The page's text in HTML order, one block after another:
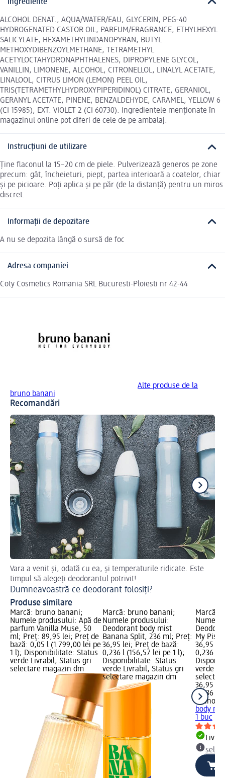
Ingrediente
ALCOHOL DENAT., AQUA/WATER/EAU, GLYCERIN, PEG-40
HYDROGENATED CASTOR OIL, PARFUM/FRAGRANCE, ETHYLHEXYL
SALICYLATE, HEXAMETHYLINDANOPYRAN, BUTYL
METHOXYDIBENZOYLMETHANE, TETRAMETHYL
ACETYLOCTAHYDRONAPHTHALENES, DIPROPYLENE GLYCOL,
VANILLIN, LIMONENE, ALCOHOL, CITRONELLOL, LINALYL ACETATE,
LINALOOL, CITRUS LIMON (LEMON) PEEL OIL,
TRIS(TETRAMETHYLHYDROXYPIPERIDINOL) CITRATE, GERANIOL,
GERANYL ACETATE, PINENE, BENZALDEHYDE, CARAMEL, YELLOW 6
(CI 15985), EXT. VIOLET 2 (CI 60730). Ingredientele menționate în
magazinul online pot diferi de cele de pe ambalaj.
Instrucțiuni de utilizare
Ține flaconul la 15–20 cm de piele. Pulverizează generos pe zone
precum: gât, încheieturi, piept, partea interioară a coatelor, chiar
și pe picioare. Poți aplica și pe păr (de la distanță) pentru un miros
discret.
Informații de depozitare
A nu se depozita lângă o sursă de foc
Adresa companiei
Coty Cosmetics Romania SRL Bucuresti-Ploiesti nr 42-44
Alte produse de la
bruno banani
Recomandări
Vara a venit și, odată cu ea, și temperaturile ridicate. Este
timpul să alegeți deodorantul potrivit!
Dumneavoastră ce deodorant folosiți?
Produse similare
Marcă: bruno banani;
Numele produsului: Apă de
parfum Vanilla Muse, 50
ml; Preț: 89,95 lei; Preț de
bază: 0,05 l (1.799,00 lei pe
1 l); Disponibilitate: Status
verde Livrabil, Status gri
selectare magazin dm
Marcă: bruno banani;
Numele produsului:
Deodorant body mist
Banana Split, 236 ml; Preț:
36,95 lei; Preț de bază:
0,236 l (156,57 lei pe 1 l);
Disponibilitate: Status
verde Livrabil, Status gri
selectare magazin dm
Marcă:
Numele
My
36,95
0,236 l
verde
36,95 lei
0,236 l
bruno
body
1 buc